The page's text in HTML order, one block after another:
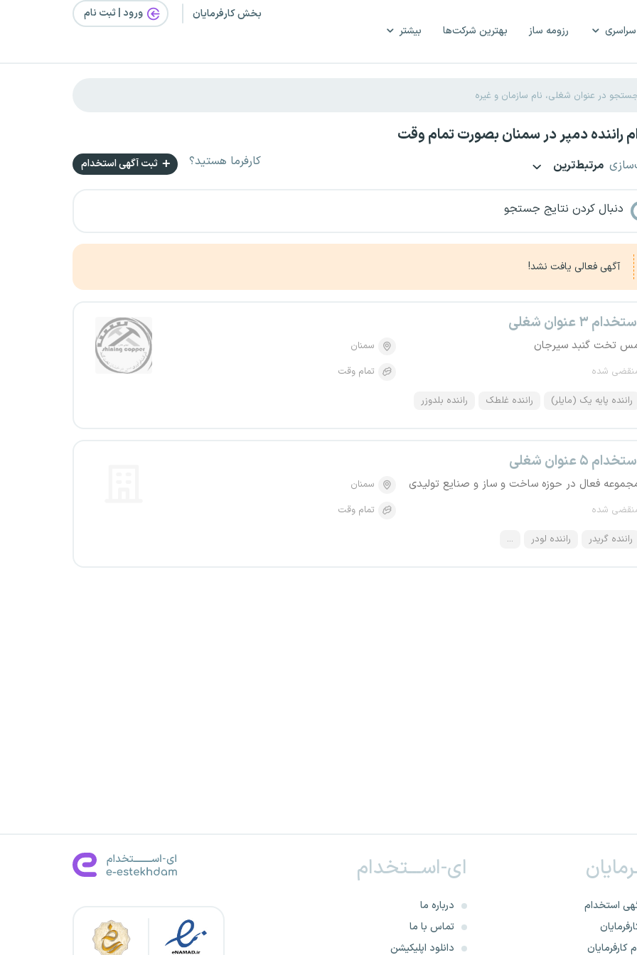
رزومه ساز بهترین شرکت‌ها بیشتر
بخش کارفرمایان ورود | ثبت‌ نام
راننده دمپر در سمنان بصورت تمام وقت
مرتبط‌ترین کارفرما هستید؟ ثبت آگهی استخدام
دنبال کردن نتایج جستجو
آگهی فعالی یافت نشد!
۳ عنوان شغلی
تخت گنبد سیرجان
شده
سمنان
تمام وقت
راننده پایه یک (مایلر) راننده غلطک راننده بلدوزر
۵ عنوان شغلی
فعال در حوزه ساخت و ساز و صنایع تولیدی
شده
سمنان
تمام وقت
راننده گریدر راننده لودر ...
استخدام
کارفرمایان
ای-اســـتخدام
درباره ما
تماس با ما
دانلود اپلیکیشن